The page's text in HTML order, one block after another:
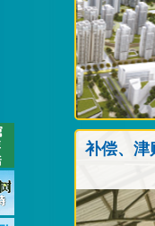
补偿、津